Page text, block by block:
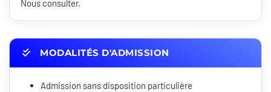
Nous consulter.
MODALITÉS D'ADMISSION
Admission sans disposition particulière